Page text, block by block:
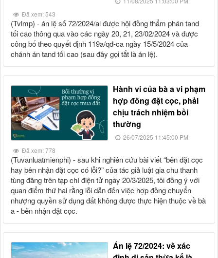
Đã xem: 543
(tvlmp) - án lệ số 72/2024/al được hội đồng thẩm phán tand
tối cao thông qua vào các ngày 20, 21, 23/02/2024 và được
công bố theo quyết định 119a/qđ-ca ngày 15/5/2024 của
chánh án tand tối cao (sau đây gọi tắt là án lệ).
hành vi của bà a vi phạm
hợp đồng đặt cọc, phải
chịu trách nhiệm bồi
thường
26/07/2025 11:45:00 PM
Đã xem: 778
(tuvanluatmienphi) - sau khi nghiên cứu bài viết “bên đặt cọc
hay bên nhận đặt cọc có lỗi?” của tác giả luật gia chu thanh
tùng đăng trên tạp chí điện tử ngày 20/3/2025, tôi đồng ý với
quan điểm thứ hai rằng lỗi dẫn đến việc hợp đồng chuyển
nhượng quyền sử dụng đất không được thực hiện thuộc về bà
a - bên nhận đặt cọc.
án lệ 72/2024: về xác